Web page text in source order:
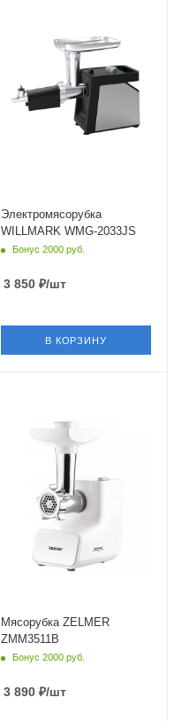
Электромясорубка
WILLMARK WMG-2033JS
Бонус 2000 руб.
3 850₽/шт
В КОРЗИНУ
Мясорубка ZELMER
ZMM3511B
Бонус 2000 руб.
3 890₽/шт